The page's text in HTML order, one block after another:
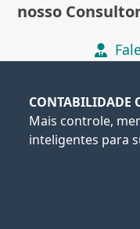
nosso
CONTABILIDADE
Mais controle,
inteligentes para